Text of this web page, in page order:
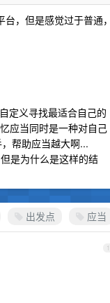
，但是感觉过于普通，
定义寻找最适合自己的
应当同时是一种对自己
帮助应当越大啊...
是为什么是这样的结
出发点 应当
1